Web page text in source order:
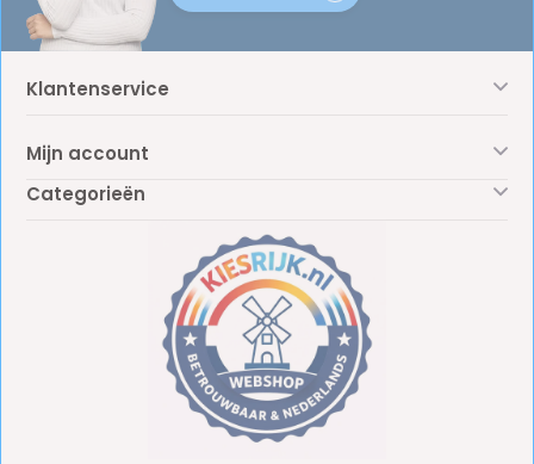
Klantenservice
Mijn account
Categorieën